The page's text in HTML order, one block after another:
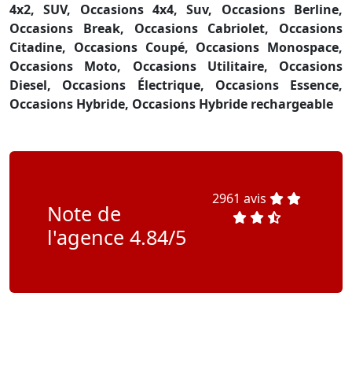
4x2, SUV, Occasions 4x4, Suv, Occasions Berline,
Occasions Break, Occasions Cabriolet, Occasions
Citadine, Occasions Coupé, Occasions Monospace,
Occasions Moto, Occasions Utilitaire, Occasions
Diesel, Occasions Électrique, Occasions Essence,
Occasions Hybride, Occasions Hybride rechargeable
Note de
l'agence 4.84/5
2961 avis